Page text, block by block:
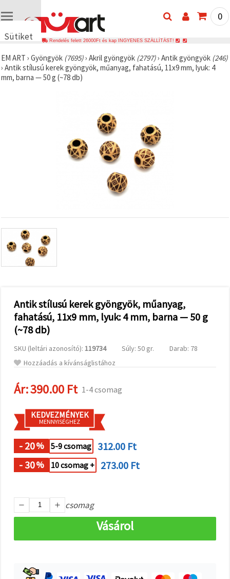
Sütiket
🍪 Cookie-
kat és
hasonló
a
valamint
relevánsabb
tartalmat
hirdetéseket
analitikai és
marketingpartnereink
segítségével
Az "Összes
elfogadása"
gombra
kattintva
elfogadhatja
sütit, vagy
megadhatja
preferenciáit
az adott
kiválasztásával
és a
"Mentés"
gombra
Fogadja
el
0
Rendelés felett 26000Ft és kap INGYENES SZÁLLÍTÁST!
EM ART › Gyöngyök (7695)› Akril gyöngyök (2797)› Antik gyöngyök (246)
› Antik stílusú kerek gyöngyök, műanyag, fahatású, 11x9 mm, lyuk: 4
mm, barna — 50 g (~78 db)
Antik stílusú kerek gyöngyök, műanyag,
fahatású, 11x9 mm, lyuk: 4 mm, barna — 50 g
(~78 db)
SKU (leltári azonosító): 119734 Súly: 50 gr.
Darab: 78
Hozzáadás a kívánságlistához
Ár:390.00 Ft 1-4 csomag
KEDVEZMÉNYEK
MENNYISÉGHEZ
- 20% 5-9 csomag
312.00 Ft
- 30% 10 csomag + 273.00 Ft
csomag
Vásárol